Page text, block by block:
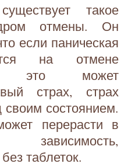
такое
отмены. Он
если паническая
на отмене
это может
страх, страх
своим состоянием.
перерасти в
зависимость,
таблеток.